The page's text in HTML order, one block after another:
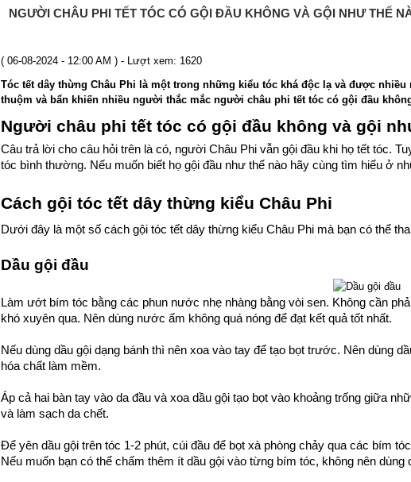
Tuấn Vũ
Hồi còn sinh viên hay thức khuya căng
thẳng làm tóc mình rụng nhiều gần như
thuốc mọc tóc Kaminomto nay tóc
mình đã hồi phục lại rất nhiều mình
Kaminomoto đã cho mình sự tự tin trở
lại.
Thanh Trúc
khen lông mày của Trúc thật rậm và ấn
tượng. Xin cảm ơn Kaminomoto nhé
!!!
NGƯỜI CHÂU PHI TẾT TÓC CÓ GỘI ĐẦU KHÔNG VÀ GỘI NHƯ THẾ
( 06-08-2024 - 12:00 AM ) - Lượt xem: 1620
Tóc tết dây thừng Châu Phi là một trong những kiểu tóc khá độc lạ và được
thuộm và bẩn khiến nhiều người thắc mắc người châu phi tết tóc có gội đầu
Người châu phi tết tóc có gội đầu không và gội
Câu trả lời cho câu hỏi trên là có, người Châu Phi vẫn gội đầu khi họ tết tóc.
tóc bình thường. Nếu muốn biết họ gội đầu như thế nào hãy cùng tìm hiểu ở
Cách gội tóc tết dây thừng kiểu Châu Phi
Dưới đây là một số cách gội tóc tết dây thừng kiểu Châu Phi mà bạn có thể
Dầu gội đầu
Làm ướt bím tóc bằng các phun nước nhẹ nhàng bằng vòi sen. Không cần
khó xuyên qua. Nên dùng nước ấm không quá nóng để đạt kết quả tốt nhất.
Nếu dùng dầu gội dạng bánh thì nên xoa vào tay để tạo bọt trước. Nên dùng
hóa chất làm mềm.
Áp cả hai bàn tay vào da đầu và xoa dầu gội tạo bọt vào khoảng trống giữa
và làm sạch da chết.
Để yên dầu gội trên tóc 1-2 phút, cúi đầu để bọt xà phòng chảy qua các bím
Nếu muốn bạn có thể chấm thêm ít dầu gội vào từng bím tóc, không nên